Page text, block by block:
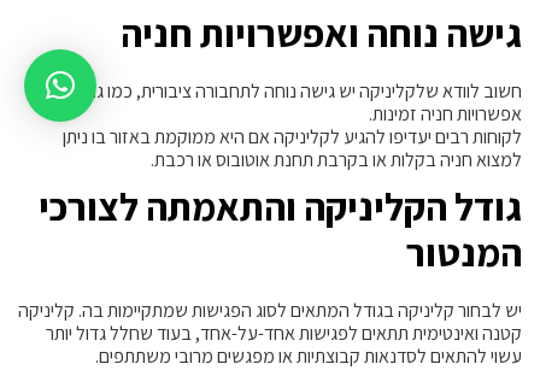
גישה נוחה ואפשרויות חניה
חשוב לוודא שלקליניקה יש גישה נוחה לתחבורה ציבורית, כמו גם
אפשרויות חניה זמינות.
לקוחות רבים יעדיפו להגיע לקליניקה אם היא ממוקמת באזור בו ניתן
למצוא חניה בקלות או בקרבת תחנת אוטובוס או רכבת.
גודל הקליניקה והתאמתה לצורכי
המנטור
יש לבחור קליניקה בגודל המתאים לסוג הפגישות שמתקיימות בה. קליניקה
קטנה ואינטימית תתאים לפגישות אחד-על-אחד, בעוד שחלל גדול יותר
עשוי להתאים לסדנאות קבוצתיות או מפגשים מרובי משתתפים.